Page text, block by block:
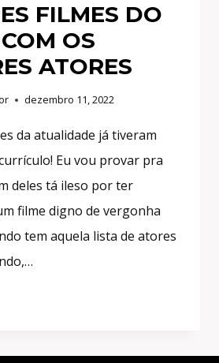
FILMES DO
OS
ATORES
dezembro 11, 2022
da atualidade já tiveram
Eu vou provar pra
deles tá ileso por ter
filme digno de vergonha
tem aquela lista de atores